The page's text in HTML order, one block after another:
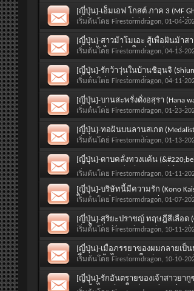
[ญี่ปุ่น]-เอ็มเอฟ โกสต์ ภาค 3 (MF
2nd January 2026 / Winter 2026)
เริ่มต้นโดย Firestormdragon, 01-04-
[ญี่ปุ่น]-สาวม้าโมเอะ สู้เพื่อฝันม้าสา
1-13 ซับไทย (มาใหม่ Sunday 6th
เริ่มต้นโดย Firestormdragon, 04-13-
[ญี่ปุ่น]-รักว้าวุ่นในบ้านชิอุนจิ
Wednesday 2nd April 2025 / Spring
เริ่มต้นโดย Firestormdragon, 04-11-
[ญี่ปุ่น]-บานสะพรั่งดั่งอสุรา (Hana
Wednesday 1st January 2025 /
เริ่มต้นโดย Firestormdragon, 01-23-
[ญี่ปุ่น]-ทอฝันบนลานสเกต
2025 / Winter 2025) [SOUND :
เริ่มต้นโดย Firestormdragon, 01-13-
[ญี่ปุ่น]-ดาบคลั่งทวงแค้น
January 2025 / Winter 2025)
เริ่มต้นโดย Firestormdragon, 01-11-
[ญี่ปุ่น]-บริษัทนี้มีความรัก (Kono
ใหม่ Tuesday 31st December 2024 /
เริ่มต้นโดย Firestormdragon, 01-07-
[ญี่ปุ่น]-สุริยะปราชญ์ ทฤษฎีสีเลือด
(มาใหม่ Friday 4th October 2024 /
เริ่มต้นโดย Firestormdragon, 10-11-
[ญี่ปุ่น]-เมื่อภรรยาของผมกลายเป็นนั
ที่ 1-12 ซับไทย (มาใหม่ Saturday
เริ่มต้นโดย Firestormdragon, 10-10-
[ญี่ปุ่น]-รักอันตรายของเจ้าสาวยากูซ่า
13 ซับไทย (มาใหม่ Tuesday 9th